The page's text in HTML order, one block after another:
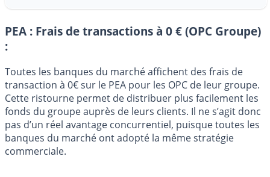
PEA : Frais de transactions à 0 € (OPC Groupe)
:
Toutes les banques du marché affichent des frais de
transaction à 0€ sur le PEA pour les OPC de leur groupe.
Cette ristourne permet de distribuer plus facilement les
fonds du groupe auprès de leurs clients. Il ne s’agit donc
pas d’un réel avantage concurrentiel, puisque toutes les
banques du marché ont adopté la même stratégie
commerciale.